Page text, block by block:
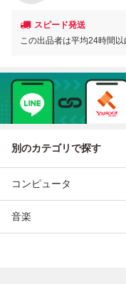
スピード発送
この出品者は平均24時間
別のカテゴリで探す
コンピュータ
音楽